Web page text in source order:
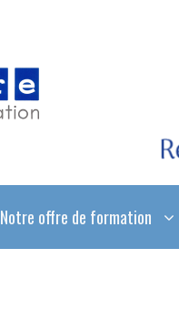
Notre offre de formation